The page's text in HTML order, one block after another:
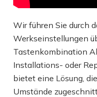
Wir führen Sie durch
Werkseinstellungen
Tastenkombination
Installations- oder
bietet eine Lösung,
Umstände